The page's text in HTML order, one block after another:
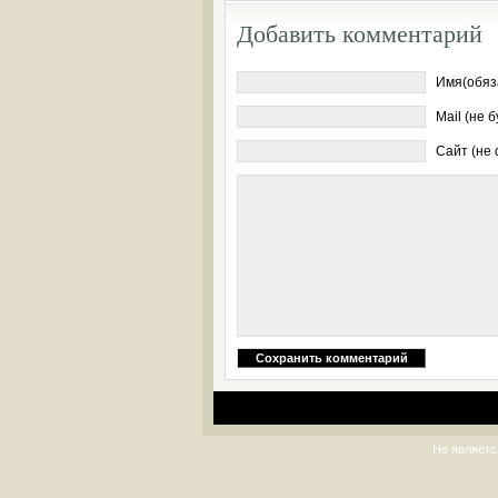
Добавить комментарий
Mail (не
Сайт (не
Не